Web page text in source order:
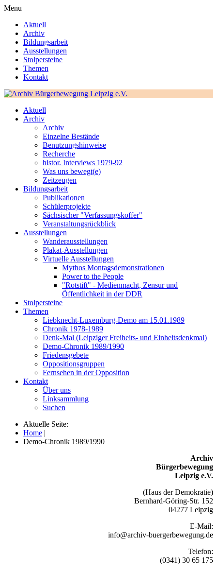
Menu
Aktuell
Archiv
Bildungsarbeit
Ausstellungen
Stolpersteine
Themen
Kontakt
Aktuell
Archiv
Archiv
Einzelne Bestände
Benutzungshinweise
Recherche
histor. Interviews 1979-92
Was uns bewegt(e)
Zeitzeugen
Bildungsarbeit
Publikationen
Schülerprojekte
Sächsischer "Verfassungskoffer"
Veranstaltungsrückblick
Ausstellungen
Wanderausstellungen
Plakat-Ausstellungen
Virtuelle Ausstellungen
Mythos Montagsdemonstrationen
Power to the People
"Rotstift" - Medienmacht, Zensur und
Öffentlichkeit in der DDR
Stolpersteine
Themen
Liebknecht-Luxemburg-Demo am 15.01.1989
Chronik 1978-1989
Denk-Mal (Leipziger Freiheits- und Einheitsdenkmal)
Demo-Chronik 1989/1990
Friedensgebete
Oppositionsgruppen
Fernsehen in der Opposition
Kontakt
Über uns
Linksammlung
Suchen
Aktuelle Seite:
Home |
Demo-Chronik 1989/1990
Archiv
Bürgerbewegung
Leipzig e.V.
(Haus der Demokratie)
Bernhard-Göring-Str. 152
04277 Leipzig
E-Mail:
info@archiv-buergerbewegung.de
Telefon:
(0341) 30 65 175